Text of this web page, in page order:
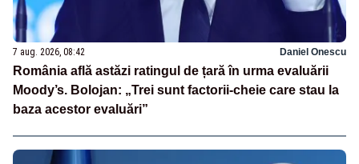
7 aug. 2026, 08:42 Daniel Onescu
România află astăzi ratingul de țară în urma evaluării
Moody’s. Bolojan: „Trei sunt factorii-cheie care stau la
baza acestor evaluări”